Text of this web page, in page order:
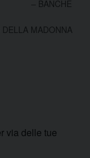
– BANCHE
MADONNA
via delle tue